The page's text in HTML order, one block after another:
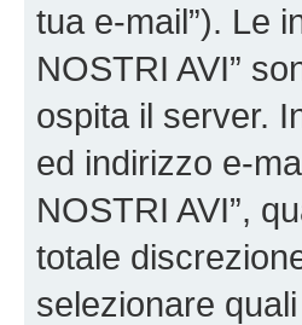
tua e-mail”). Le
NOSTRI AVI”
ospita il server.
ed indirizzo e-
NOSTRI AVI”,
totale
selezionare